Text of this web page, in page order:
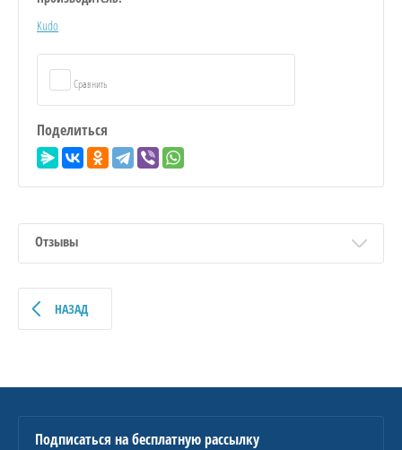
Kudo
Сравнить
Поделиться
Отзывы
НАЗАД
Подписаться на бесплатную рассылку